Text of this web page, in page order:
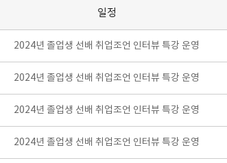
일정
2024년 졸업생 선배 취업조언 인터뷰 특강 운영
2024년 졸업생 선배 취업조언 인터뷰 특강 운영
2024년 졸업생 선배 취업조언 인터뷰 특강 운영
2024년 졸업생 선배 취업조언 인터뷰 특강 운영